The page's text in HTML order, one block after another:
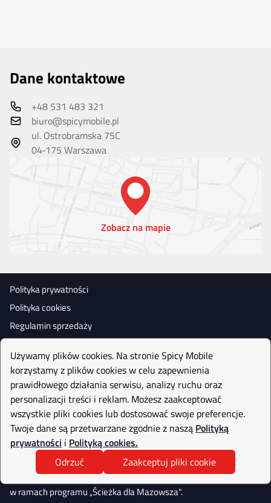
Dane kontaktowe
+48 531 483 321
biuro@spicymobile.pl
ul. Ostrobramska 75C
04‑175 Warszawa
Zobacz na mapie
Polityka prywatności
Polityka cookies
Regulamin sprzedaży
Realizujemy projekt współfinasowany
przez Narodowe Centrum Badań i Rozwoju
w ramach programu „Ścieżka dla Mazowsza".
Używamy plików cookies. Na stronie Spicy Mobile
korzystamy z plików cookies w celu zapewnienia
prawidłowego działania serwisu, analizy ruchu oraz
personalizacji treści i reklam. Możesz zaakceptować
wszystkie pliki cookies lub dostosować swoje preferencje.
Twoje dane są przetwarzane zgodnie z naszą Polityką
prywatności i Polityką cookies.
Odrzuć
Zaakceptuj pliki cookie